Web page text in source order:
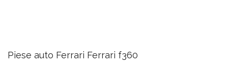
Piese auto Ferrari Ferrari f360